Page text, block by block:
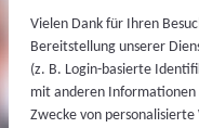
Vielen Dank für Ihren
Bereitstellung unserer
(z. B. Login-basierte
mit anderen Informationen
Zwecke von